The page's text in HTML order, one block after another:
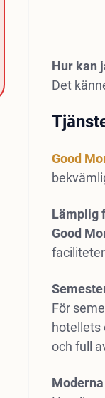
Hur kan
Det
Good
Lämplig
Good
För
och full